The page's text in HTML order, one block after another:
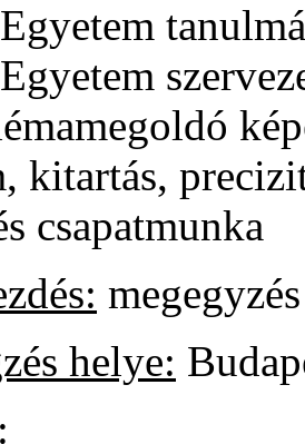
kitartás,
csapatmunka
helye: